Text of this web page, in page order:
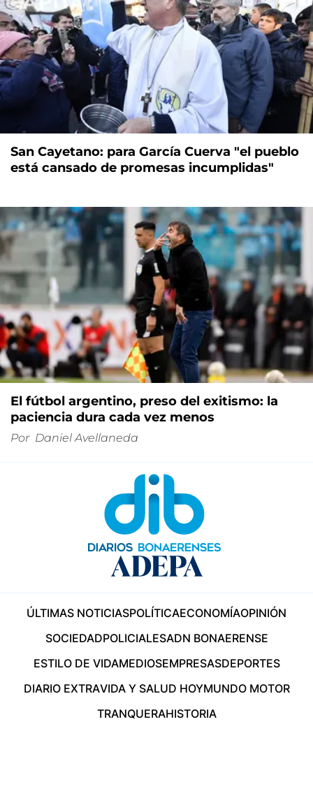
San Cayetano: para García Cuerva "el pueblo
está cansado de promesas incumplidas"
El fútbol argentino, preso del exitismo: la
paciencia dura cada vez menos
Por Daniel Avellaneda
ÚLTIMAS NOTICIASPOLÍTICAECONOMÍAOPINIÓN
SOCIEDADPOLICIALESADN BONAERENSE
ESTILO DE VIDAMEDIOSEMPRESASDEPORTES
DIARIO EXTRAVIDA Y SALUD HOYMUNDO MOTOR
TRANQUERAHISTORIA